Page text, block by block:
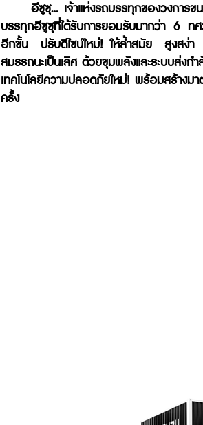
อีซูซุ... เจ้าแห่งรถบรรทุกของวงการข
บรรทุกอีซูซุที่ได้รับการยอมรับมากว่า 6
อีกขั้น ปรับดีไซน์ใหม่! ให้ล้ำสมัย สูงสง่า
สมรรถนะเป็นเลิศ ด้วยขุมพลังและระบบส่ง
เทคโนโลยีความปลอดภัยใหม่! พร้อมสร้างม
ครั้ง